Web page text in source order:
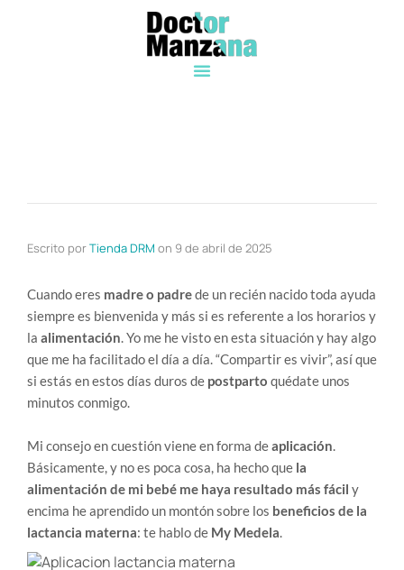
Escrito porTienda DRM on 9 de abril de 2025
Cuando eres madre o padrede un recién nacido toda ayuda
siempre es bienvenida y más si es referente a los horarios y
la alimentación. Yo me he visto en esta situación y hay algo
que me ha facilitado el día a día. “Compartir es vivir”, así que
si estás en estos días duros de postparto quédate unos
minutos conmigo.
Mi consejo en cuestión viene en forma deaplicación.
Básicamente, y no es poca cosa, ha hecho que la
alimentación de mi bebé me haya resultado más fácil y
encima he aprendido un montón sobre los beneficios de la
lactancia materna: te hablo de My Medela.